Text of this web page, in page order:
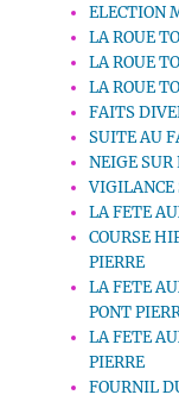
ELECTION
LA ROUE
LA ROUE
LA ROUE
FAITS
SUITE AU
NEIGE
VIGILANCE
LA FETE
COURSE
PIERRE
LA FETE
PONT
LA FETE
PIERRE
FOURNIL